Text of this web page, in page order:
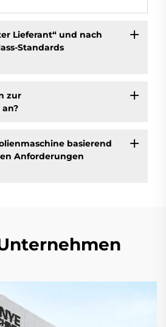
Lieferant“ und nach
Standards
zur
basierend
Anforderungen